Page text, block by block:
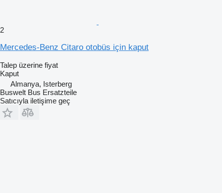
2
Mercedes-Benz Citaro otobüs için kaput
Talep üzerine fiyat
Kaput
Almanya, Isterberg
Buswelt Bus Ersatzteile
Satıcıyla iletişime geç